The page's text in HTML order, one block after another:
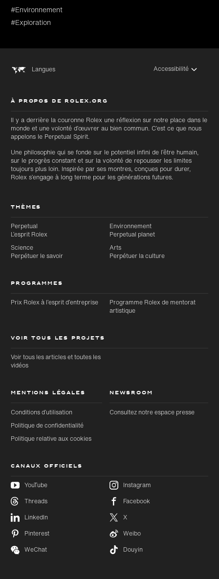
Accéder
au
contenu
principal
au bas
#Environnement
#Exploration
Langues Accessibilité
À PROPOS DE ROLEX.ORG
Il y a derrière la couronne Rolex une réflexion sur notre place dans le
monde et une volonté d’œuvrer au bien commun. C’est ce que nous
appelons le Perpetual Spirit.
Une philosophie qui se fonde sur le potentiel infini de l’être humain,
sur le progrès constant et sur la volonté de repousser les limites
toujours plus loin. Inspirée par ses montres, conçues pour durer,
Rolex s’engage à long terme pour les générations futures.
THÈMES
Perpetual
L’esprit Rolex
Environnement
Perpetual planet
Science
Perpétuer le savoir
Arts
Perpétuer la culture
PROGRAMMES
Prix Rolex à l’esprit d’entreprise
Programme Rolex de mentorat
artistique
VOIR TOUS LES PROJETS
Voir tous les articles et toutes les
vidéos
MENTIONS LÉGALES
Conditions d’utilisation
Politique de confidentialité
Politique relative aux cookies
NEWSROOM
Consultez notre espace presse
CANAUX OFFICIELS
YouTube
Instagram
Threads
Facebook
LinkedIn
X
Pinterest
Weibo
WeChat
Douyin